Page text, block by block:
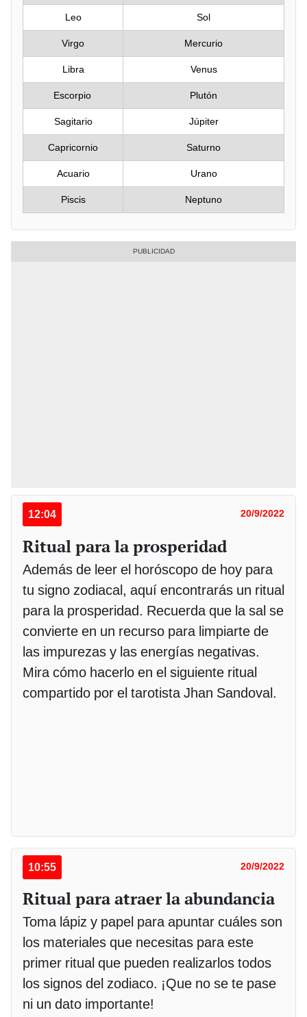
Leo Sol
Virgo Mercurio
Libra Venus
Escorpio Plutón
Sagitario Júpiter
Capricornio Saturno
Acuario Urano
Piscis Neptuno
12:04 20/9/2022
Ritual para la prosperidad
Además de leer el horóscopo de hoy para
tu signo zodiacal, aquí encontrarás un ritual
para la prosperidad. Recuerda que la sal se
convierte en un recurso para limpiarte de
las impurezas y las energías negativas.
Mira cómo hacerlo en el siguiente ritual
compartido por el tarotista Jhan Sandoval.
10:55 20/9/2022
Ritual para atraer la abundancia
Toma lápiz y papel para apuntar cuáles son
los materiales que necesitas para este
primer ritual que pueden realizarlos todos
los signos del zodiaco. ¡Que no se te pase
ni un dato importante!